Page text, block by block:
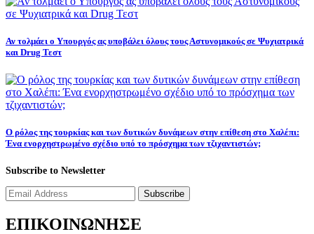
Αν τολμάει ο Υπουργός ας υποβάλει όλους τους Αστυνομικούς σε Ψυχιατρικά
και Drug Τεστ
Ο ρόλος της τουρκίας και των δυτικών δυνάμεων στην επίθεση στο Χαλέπι:
Ένα ενορχηστρωμένο σχέδιο υπό το πρόσχημα των τζιχαντιστών;
Subscribe to Newsletter
Subscribe
ΕΠΙΚΟΙΝΩΝΗΣΕ